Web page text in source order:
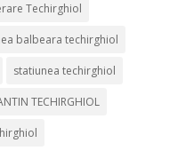
Techirghiol
balbeara techirghiol
statiunea techirghiol
TECHIRGHIOL